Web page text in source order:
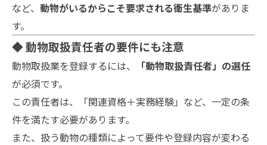
など、 動物がいるからこそ要求される衛生基準がありま
す。
◆ 動物取扱責任者の要件にも注意
動物取扱業を登録するには、
「動物取扱責任者」の選任
が必須です。
この責任者は、「関連資格＋実務経験」など、一定の条
件を満たす必要があります。
また、扱う動物の種類によって要件や登録内容が変わる